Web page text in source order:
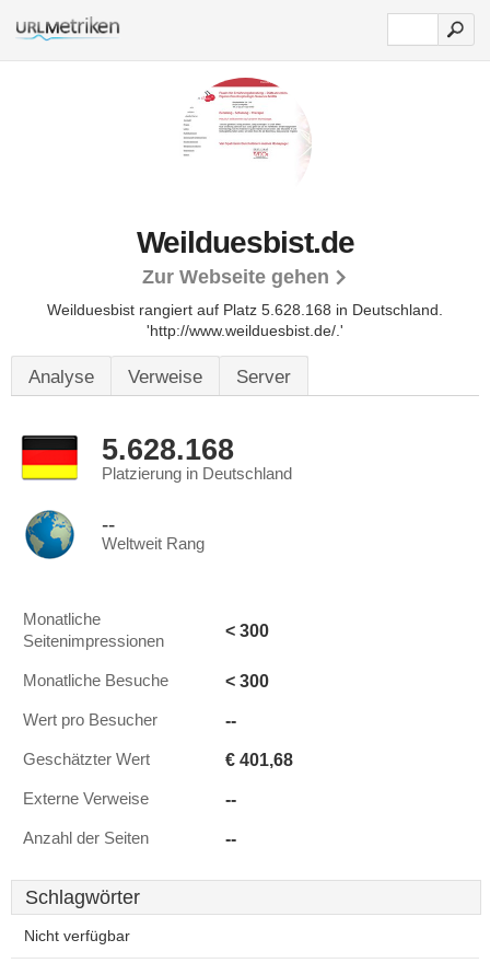
Weilduesbist.de
Zur Webseite gehen
Weilduesbist rangiert auf Platz 5.628.168 in Deutschland.
'http://www.weilduesbist.de/.'
Analyse Verweise Server
5.628.168
Platzierung in Deutschland
--
Weltweit Rang
Monatliche
Seitenimpressionen
< 300
Monatliche Besuche < 300
Wert pro Besucher --
Geschätzter Wert € 401,68
Externe Verweise --
Anzahl der Seiten --
Schlagwörter
Nicht verfügbar